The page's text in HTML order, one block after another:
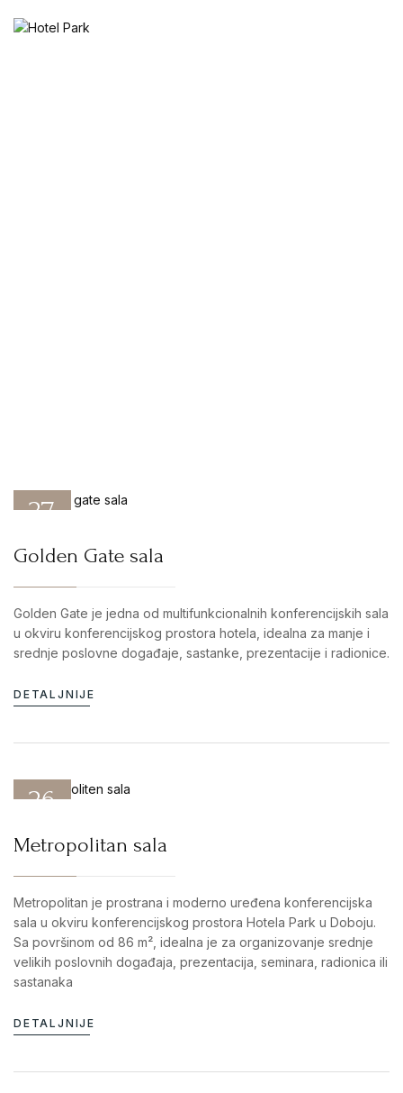
27
DEC 25
Golden Gate sala
Golden Gate je jedna od multifunkcionalnih konferencijskih sala
u okviru konferencijskog prostora hotela, idealna za manje i
srednje poslovne događaje, sastanke, prezentacije i radionice.
DETALJNIJE
26
DEC 25
Metropolitan sala
Metropolitan je prostrana i moderno uređena konferencijska
sala u okviru konferencijskog prostora Hotela Park u Doboju.
Sa površinom od 86 m², idealna je za organizovanje srednje
velikih poslovnih događaja, prezentacija, seminara, radionica ili
sastanaka
DETALJNIJE